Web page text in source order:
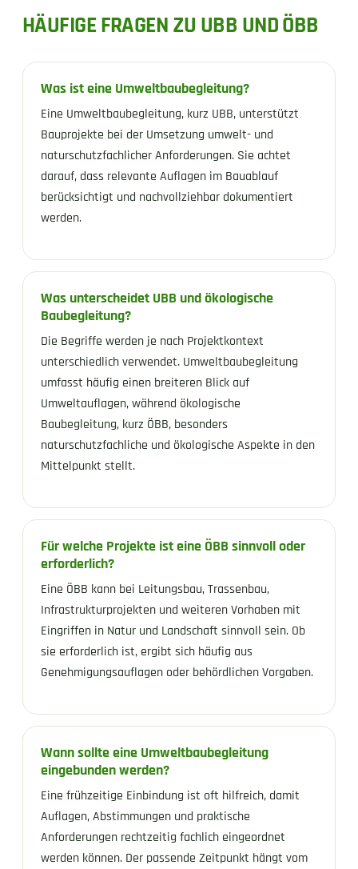
HÄUFIGE FRAGEN ZU UBB UND ÖBB
Was ist eine Umweltbaubegleitung?
Eine Umweltbaubegleitung, kurz UBB, unterstützt
Bauprojekte bei der Umsetzung umwelt- und
naturschutzfachlicher Anforderungen. Sie achtet
darauf, dass relevante Auflagen im Bauablauf
berücksichtigt und nachvollziehbar dokumentiert
werden.
Was unterscheidet UBB und ökologische
Baubegleitung?
Die Begriffe werden je nach Projektkontext
unterschiedlich verwendet. Umweltbaubegleitung
umfasst häufig einen breiteren Blick auf
Umweltauflagen, während ökologische
Baubegleitung, kurz ÖBB, besonders
naturschutzfachliche und ökologische Aspekte in den
Mittelpunkt stellt.
Für welche Projekte ist eine ÖBB sinnvoll oder
erforderlich?
Eine ÖBB kann bei Leitungsbau, Trassenbau,
Infrastrukturprojekten und weiteren Vorhaben mit
Eingriffen in Natur und Landschaft sinnvoll sein. Ob
sie erforderlich ist, ergibt sich häufig aus
Genehmigungsauflagen oder behördlichen Vorgaben.
Wann sollte eine Umweltbaubegleitung
eingebunden werden?
Eine frühzeitige Einbindung ist oft hilfreich, damit
Auflagen, Abstimmungen und praktische
Anforderungen rechtzeitig fachlich eingeordnet
werden können. Der passende Zeitpunkt hängt vom